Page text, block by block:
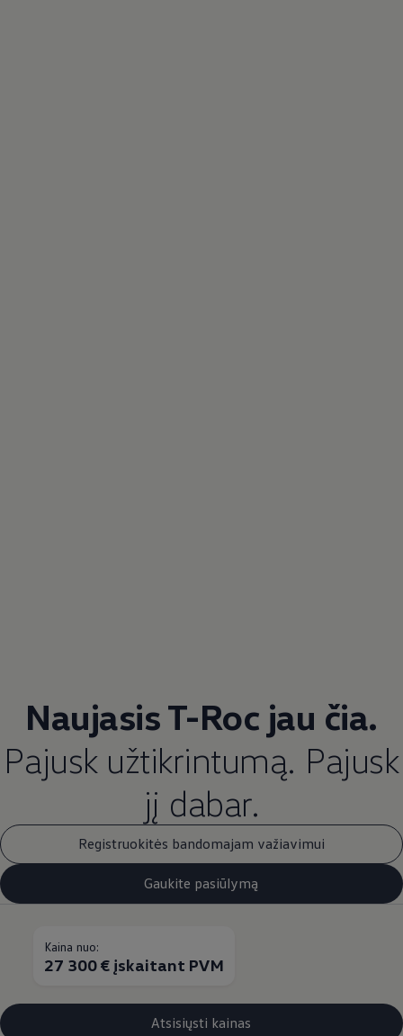
Naujasis T-Roc jau čia.
Pajusk užtikrintumą. Pajusk
jį dabar.
Registruokitės bandomajam važiavimui
Gaukite pasiūlymą
Kaina nuo:
27 300 € įskaitant PVM
Atsisiųsti kainas